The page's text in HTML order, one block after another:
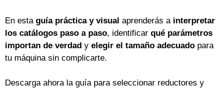
En esta guía práctica y visual aprenderás a interpretar
los catálogos paso a paso, identificar qué parámetros
importan de verdad y elegir el tamaño adecuado para
tu máquina sin complicarte.
Descarga ahora la guía para seleccionar reductores y